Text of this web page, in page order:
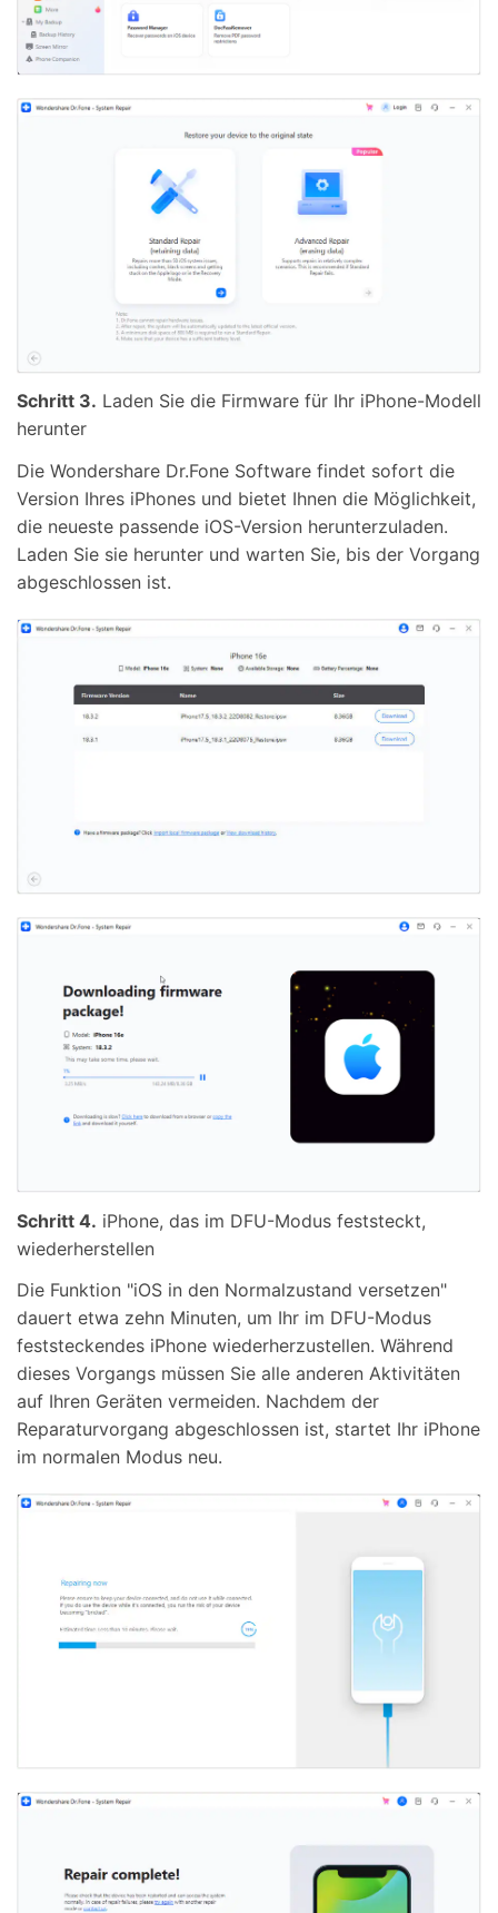
Schritt 3. Laden Sie die Firmware für Ihr iPhone-Modell
herunter
Die Wondershare Dr.Fone Software findet sofort die
Version Ihres iPhones und bietet Ihnen die Möglichkeit,
die neueste passende iOS-Version herunterzuladen.
Laden Sie sie herunter und warten Sie, bis der Vorgang
abgeschlossen ist.
Schritt 4. iPhone, das im DFU-Modus feststeckt,
wiederherstellen
Die Funktion "iOS in den Normalzustand versetzen"
dauert etwa zehn Minuten, um Ihr im DFU-Modus
feststeckendes iPhone wiederherzustellen. Während
dieses Vorgangs müssen Sie alle anderen Aktivitäten
auf Ihren Geräten vermeiden. Nachdem der
Reparaturvorgang abgeschlossen ist, startet Ihr iPhone
im normalen Modus neu.